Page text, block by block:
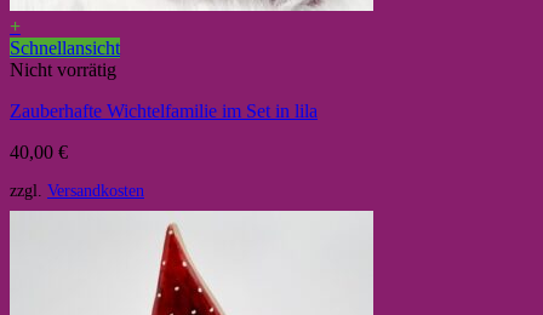
+
Schnellansicht
Nicht vorrätig
Zauberhafte Wichtelfamilie im Set in lila
40,00 €
zzgl. Versandkosten